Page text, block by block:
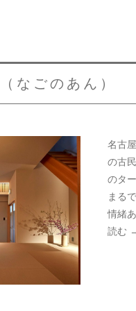
なごのあん）
名古
の古
のタ
まる
情緒
読む